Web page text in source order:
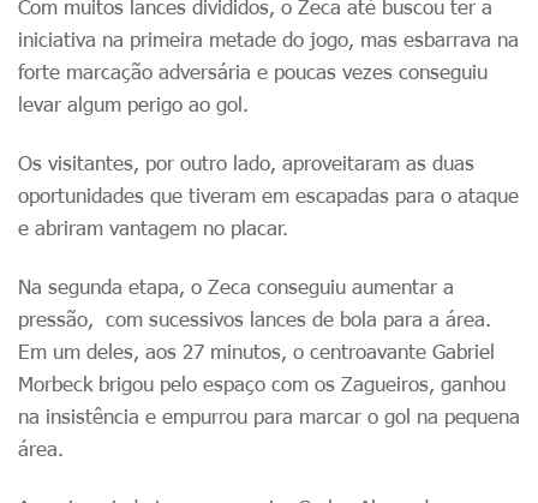
Com muitos lances divididos, o Zeca até buscou ter a
iniciativa na primeira metade do jogo, mas esbarrava na
forte marcação adversária e poucas vezes conseguiu
levar algum perigo ao gol.
Os visitantes, por outro lado, aproveitaram as duas
oportunidades que tiveram em escapadas para o ataque
e abriram vantagem no placar.
Na segunda etapa, o Zeca conseguiu aumentar a
pressão, com sucessivos lances de bola para a área.
Em um deles, aos 27 minutos, o centroavante Gabriel
Morbeck brigou pelo espaço com os Zagueiros, ganhou
na insistência e empurrou para marcar o gol na pequena
área.